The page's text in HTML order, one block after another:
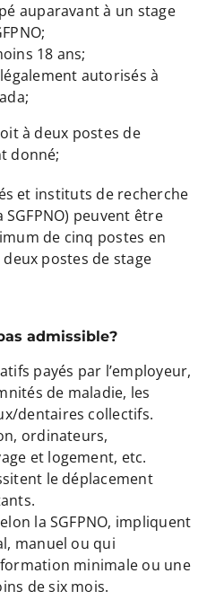
auparavant à un stage
18 ans;
autorisés à
à deux postes de
donné;
et instituts de recherche
peuvent être
de cinq postes en
postes de stage
admissible?
payés par l’employeur,
de maladie, les
dentaires collectifs.
ordinateurs,
et logement, etc.
le déplacement
la SGFPNO, impliquent
manuel ou qui
minimale ou une
de six mois.